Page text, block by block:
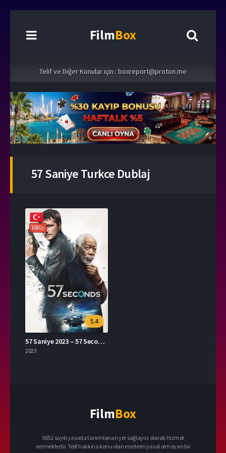
FilmBox
Telif ve Diğer Konular için : boxreport@proton.me
57 Saniye Turkce Dublaj
1080p
5.4
57 Saniye 2023 – 57 Seconds 1080p Turkce Dublaj izle
2023
FilmBox
5651 sayılı yasada tanımlanan yer sağlayıcı olarak hizmet
vermektedir. Telif hakkına konu olan eserlerin yasal olmayan bir